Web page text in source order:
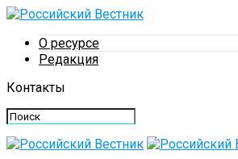
О ресурсе
Редакция
Контакты